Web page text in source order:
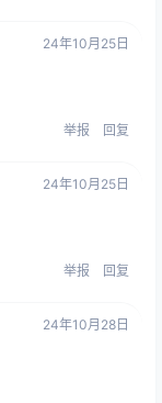
24年10月25日
举报 回复
24年10月25日
举报 回复
24年10月28日